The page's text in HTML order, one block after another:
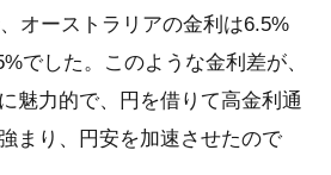
オーストラリアの金利は6.5%
でした。このような金利差が、
魅力的で、円を借りて高金利通
まり、円安を加速させたので